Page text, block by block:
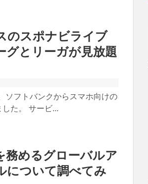
のスポナビライブ
グとリーガが見放題
ソフトバンクからスマホ向けの
た。 サービ...
務めるグローバルア
について調べてみ